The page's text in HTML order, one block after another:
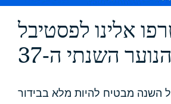
אלינו לפסטיבל
השנה מבטיח להיות מלא בבידור